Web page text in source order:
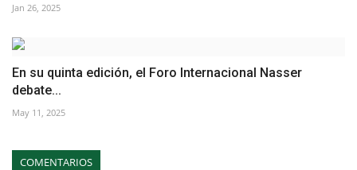
Jan 26, 2025
En su quinta edición, el Foro Internacional Nasser
debate...
May 11, 2025
COMENTARIOS